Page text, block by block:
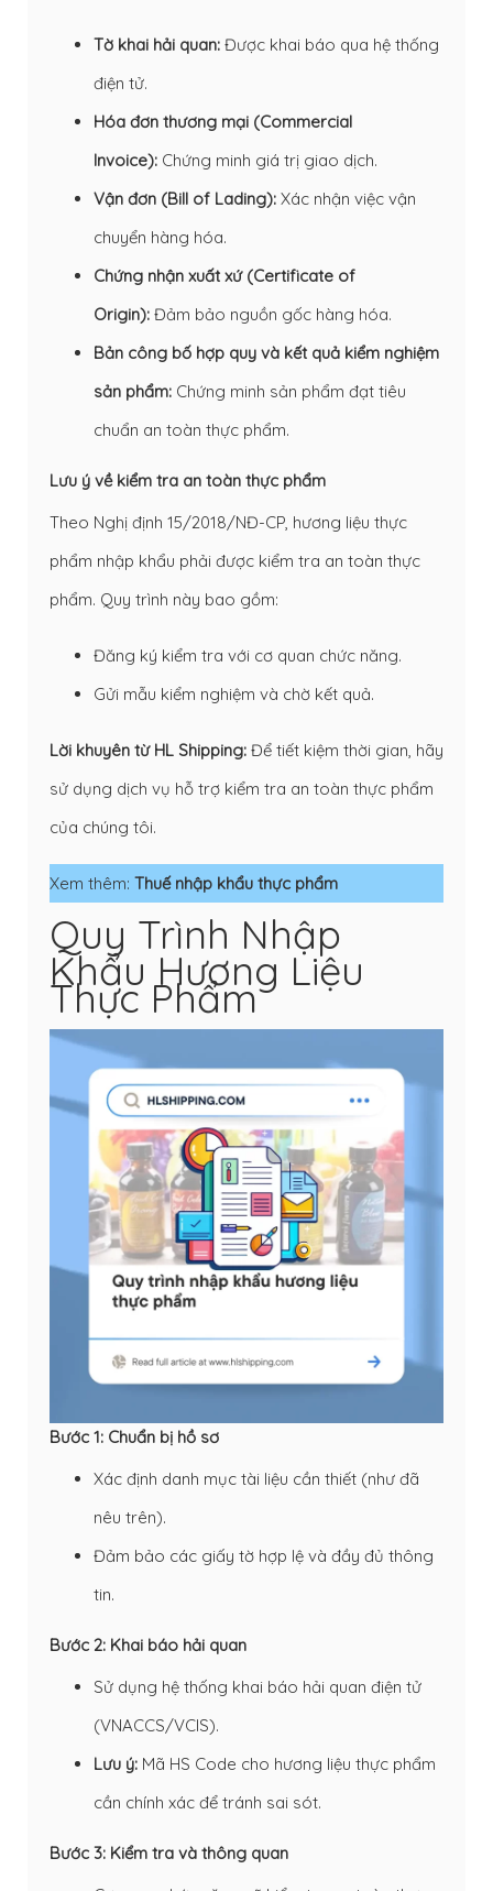
Tờ khai hải quan: Được khai báo qua hệ thống
điện tử.
Hóa đơn thương mại (Commercial
Invoice): Chứng minh giá trị giao dịch.
Vận đơn (Bill of Lading): Xác nhận việc vận
chuyển hàng hóa.
Chứng nhận xuất xứ (Certificate of
Origin): Đảm bảo nguồn gốc hàng hóa.
Bản công bố hợp quy và kết quả kiểm nghiệm
sản phẩm: Chứng minh sản phẩm đạt tiêu
chuẩn an toàn thực phẩm.
Lưu ý về kiểm tra an toàn thực phẩm
Theo Nghị định 15/2018/NĐ-CP, hương liệu thực
phẩm nhập khẩu phải được kiểm tra an toàn thực
phẩm. Quy trình này bao gồm:
Đăng ký kiểm tra với cơ quan chức năng.
Gửi mẫu kiểm nghiệm và chờ kết quả.
Lời khuyên từ HL Shipping: Để tiết kiệm thời gian, hãy
sử dụng dịch vụ hỗ trợ kiểm tra an toàn thực phẩm
của chúng tôi.
Xem thêm: Thuế nhập khẩu thực phẩm
Quy Trình Nhập
Khẩu Hương Liệu
Thực Phẩm
Bước 1: Chuẩn bị hồ sơ
Xác định danh mục tài liệu cần thiết (như đã
nêu trên).
Đảm bảo các giấy tờ hợp lệ và đầy đủ thông
tin.
Bước 2: Khai báo hải quan
Sử dụng hệ thống khai báo hải quan điện tử
(VNACCS/VCIS).
Lưu ý: Mã HS Code cho hương liệu thực phẩm
cần chính xác để tránh sai sót.
Bước 3: Kiểm tra và thông quan